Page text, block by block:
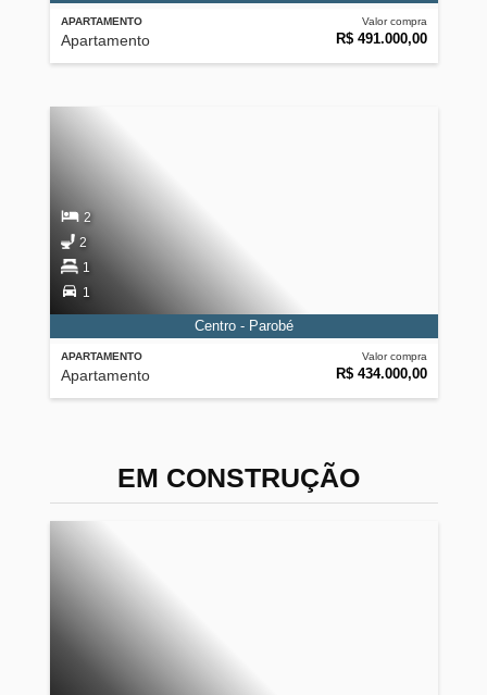
APARTAMENTO
Apartamento
Valor compra
R$ 491.000,00
APARTAMENTO
Apartamento
Valor compra
R$ 434.000,00
2
2
1
1
Centro - Parobé
EM CONSTRUÇÃO